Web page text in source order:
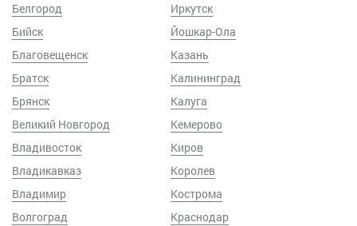
Белгород
Бийск
Благовещенск
Братск
Брянск
Великий Новгород
Владивосток
Владикавказ
Владимир
Волгоград
Иркутск
Йошкар-Ола
Казань
Калининград
Калуга
Кемерово
Киров
Королев
Кострома
Краснодар